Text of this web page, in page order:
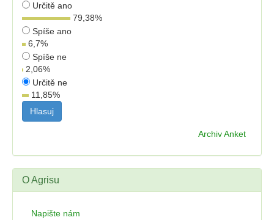
Určitě ano
79,38%
Spíše ano
6,7%
Spíše ne
2,06%
Určitě ne
11,85%
Archiv Anket
O Agrisu
Napište nám